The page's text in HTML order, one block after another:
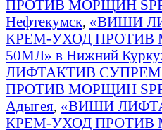
ПРОТИВ МОРЩИН
Нефтекумск, «ВИШИ
КРЕМ-УХОД ПРОТИВ
50МЛ» в Нижний
ЛИФТАКТИВ
ПРОТИВ МОРЩИН
Адыгея, «ВИШИ
КРЕМ-УХОД ПРОТИВ